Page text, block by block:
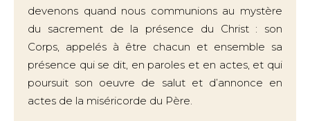
devenons quand nous communions au mystère
du sacrement de la présence du Christ : son
Corps, appelés à être chacun et ensemble sa
présence qui se dit, en paroles et en actes, et qui
poursuit son oeuvre de salut et d’annonce en
actes de la miséricorde du Père.